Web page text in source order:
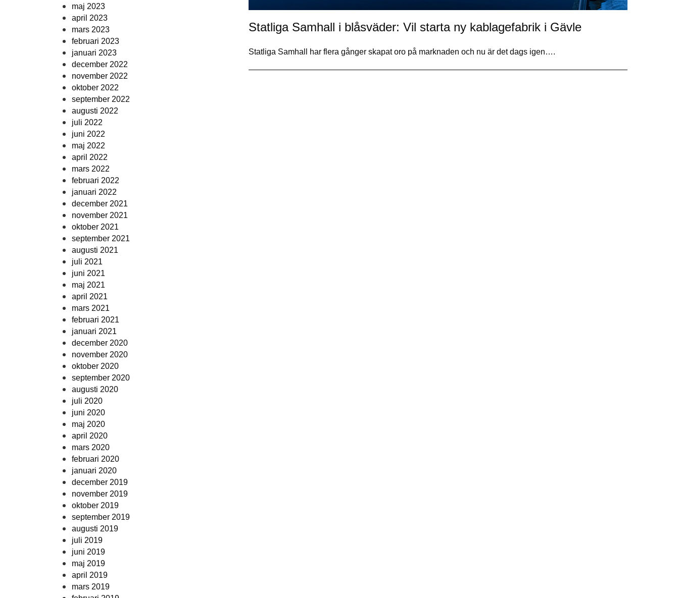
maj 2023
april 2023
mars 2023
februari 2023
januari 2023
december 2022
november 2022
oktober 2022
september 2022
augusti 2022
juli 2022
juni 2022
maj 2022
april 2022
mars 2022
februari 2022
januari 2022
december 2021
november 2021
oktober 2021
september 2021
augusti 2021
juli 2021
juni 2021
maj 2021
april 2021
mars 2021
februari 2021
januari 2021
december 2020
november 2020
oktober 2020
september 2020
augusti 2020
juli 2020
juni 2020
maj 2020
april 2020
mars 2020
februari 2020
januari 2020
december 2019
november 2019
oktober 2019
september 2019
augusti 2019
juli 2019
juni 2019
maj 2019
april 2019
mars 2019
Statliga Samhall i blåsväder: Vil starta ny kablagefabrik i Gävle
Statliga Samhall har flera gånger skapat oro på marknaden och nu är det dags igen….